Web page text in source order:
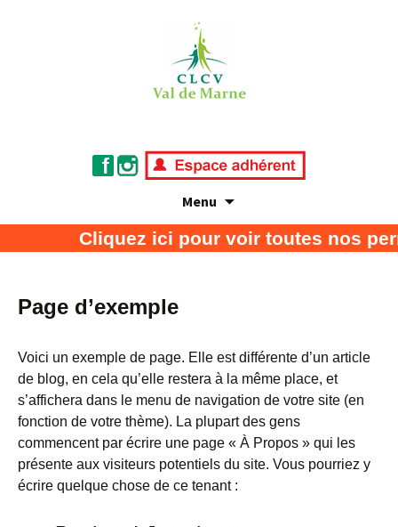
Menu
CLCV Val de Marne
Association de défense des consommateurs
Cliquez ici pour voir toutes nos
Page d’exemple
Voici un exemple de page. Elle est différente d’un article
de blog, en cela qu’elle restera à la même place, et
s’affichera dans le menu de navigation de votre site (en
fonction de votre thème). La plupart des gens
commencent par écrire une page « À Propos » qui les
présente aux visiteurs potentiels du site. Vous pourriez y
écrire quelque chose de ce tenant :